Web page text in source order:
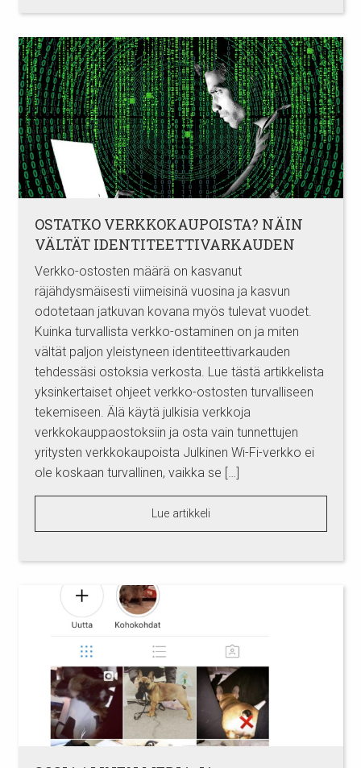
OSTATKO VERKKOKAUPOISTA? NÄIN
VÄLTÄT IDENTITEETTIVARKAUDEN
Verkko-ostosten määrä on kasvanut
räjähdysmäisesti viimeisinä vuosina ja kasvun
odotetaan jatkuvan kovana myös tulevat vuodet.
Kuinka turvallista verkko-ostaminen on ja miten
vältät paljon yleistyneen identiteettivarkauden
tehdessäsi ostoksia verkosta. Lue tästä artikkelista
yksinkertaiset ohjeet verkko-ostosten turvalliseen
tekemiseen. Älä käytä julkisia verkkoja
verkkokauppaostoksiin ja osta vain tunnettujen
yritysten verkkokaupoista Julkinen Wi-Fi-verkko ei
ole koskaan turvallinen, vaikka se […]
Lue artikkeli